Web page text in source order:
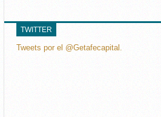
TWITTER
Tweets por el @Getafecapital.